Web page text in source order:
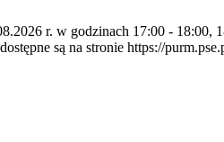
r. w godzinach 17:00 -
są na stronie https://